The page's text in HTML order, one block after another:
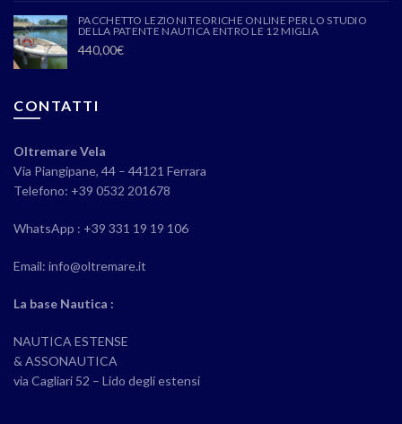
PACCHETTO LEZIONI TEORICHE ONLINE PER LO STUDIO
DELLA PATENTE NAUTICA ENTRO LE 12 MIGLIA
440,00€
CONTATTI
Oltremare Vela
Via Piangipane, 44 – 44121 Ferrara
Telefono: +39 0532 201678
WhatsApp : +39 331 19 19 106
Email: info@oltremare.it
La base Nautica :
NAUTICA ESTENSE
& ASSONAUTICA
via Cagliari 52 – Lido degli estensi